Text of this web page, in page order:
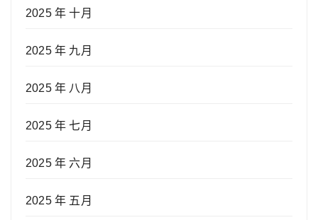
2025 年 十月
2025 年 九月
2025 年 八月
2025 年 七月
2025 年 六月
2025 年 五月